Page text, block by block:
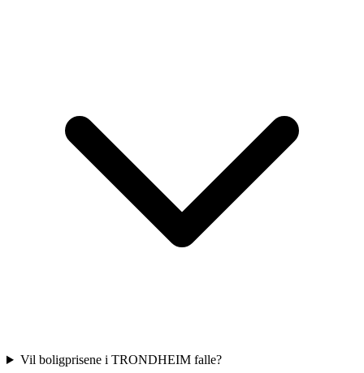
Vil boligprisene i TRONDHEIM falle?